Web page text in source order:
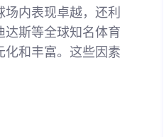
内表现卓越，还利
达斯等全球知名体育
化和丰富。这些因素